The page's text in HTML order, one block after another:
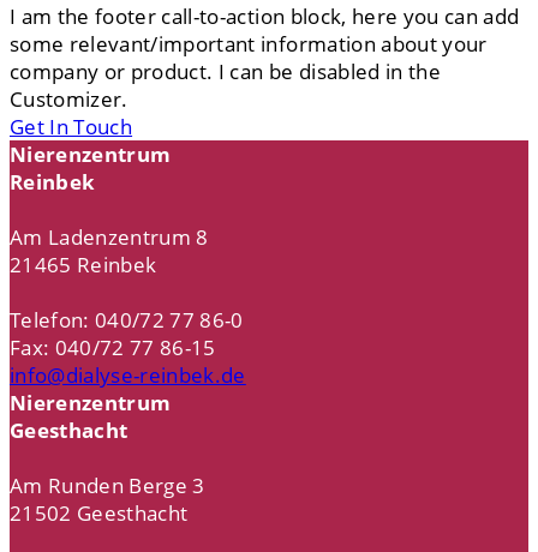
I am the footer call-to-action block, here you can add
some relevant/important information about your
company or product. I can be disabled in the
Customizer.
Get In Touch
Nierenzentrum
Reinbek
Am Ladenzentrum 8
21465 Reinbek
Telefon: 040/72 77 86-0
Fax: 040/72 77 86-15
info@dialyse-reinbek.de
Nierenzentrum
Geesthacht
Am Runden Berge 3
21502 Geesthacht